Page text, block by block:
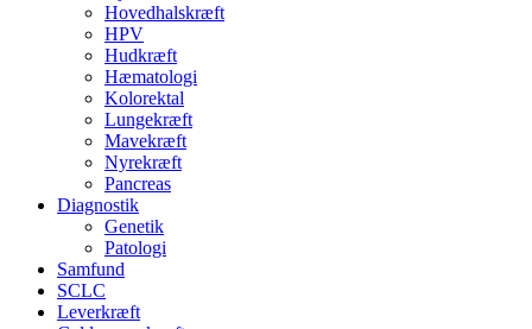
Hovedhalskræft
HPV
Hudkræft
Hæmatologi
Kolorektal
Lungekræft
Mavekræft
Nyrekræft
Pancreas
Diagnostik
Genetik
Patologi
Samfund
SCLC
Leverkræft